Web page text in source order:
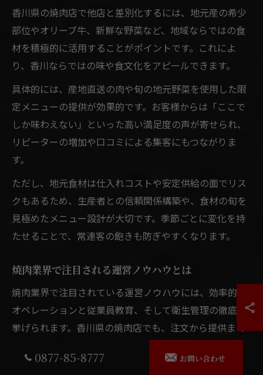
香川県の焼肉店で他店と差別化するには、地元産の希少
部位やオリーブ牛、新鮮な野菜など、地域ならではの食
材を積極的に活用することがポイントです。これによ
り、香川ならではの味や食文化をアピールできます。
具体的には、産地直送の肉や旬の地元野菜を使用した限
定メニューの提供が効果的です。お客様からは「ここで
しか味わえない」といった高い満足度の声が寄せられ、
リピーターの増加や口コミによる集客にもつながりま
す。
ただし、地元食材は仕入れコストや安定供給の面でリス
クもあるため、生産者との信頼関係構築や、食材の旬を
見極めたメニュー設計が大切です。季節ごとに変化を持
たせることで、常連客の飽きも防ぎやすくなります。
焼肉業界で注目される運営ノウハウとは
焼肉業界で注目されている運営ノウハウには、効率的な
オペレーションと従業員教育、そして衛生管理の徹底が
挙げられます。香川県の焼肉店でも、注文から提供まで
です。0877-85-8777 お問い合わせ